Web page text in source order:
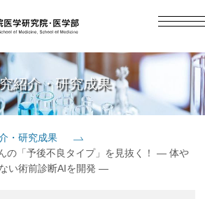
日本語
紹介・研究成果
・研究成果
の「予後不良タイプ」を見抜く！ ― 体や
い術前診断AIを開発 ―